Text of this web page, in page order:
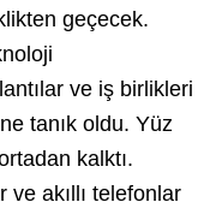
geçecek.
ve iş birlikleri
tanık oldu. Yüz
kalktı.
ve akıllı telefonlar